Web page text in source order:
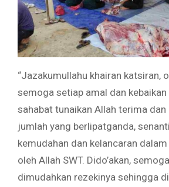
“Jazakumullahu khairan katsiran,
semoga setiap amal dan kebaikan
sahabat tunaikan Allah terima
jumlah yang berlipatganda,
kemudahan dan kelancaran
oleh Allah SWT. Dido’akan,
dimudahkan rezekinya sehingga